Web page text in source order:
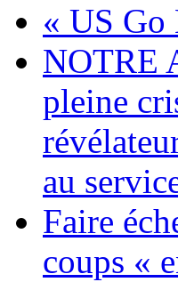
« US Go
NOTRE
pleine
au
Faire
coups «